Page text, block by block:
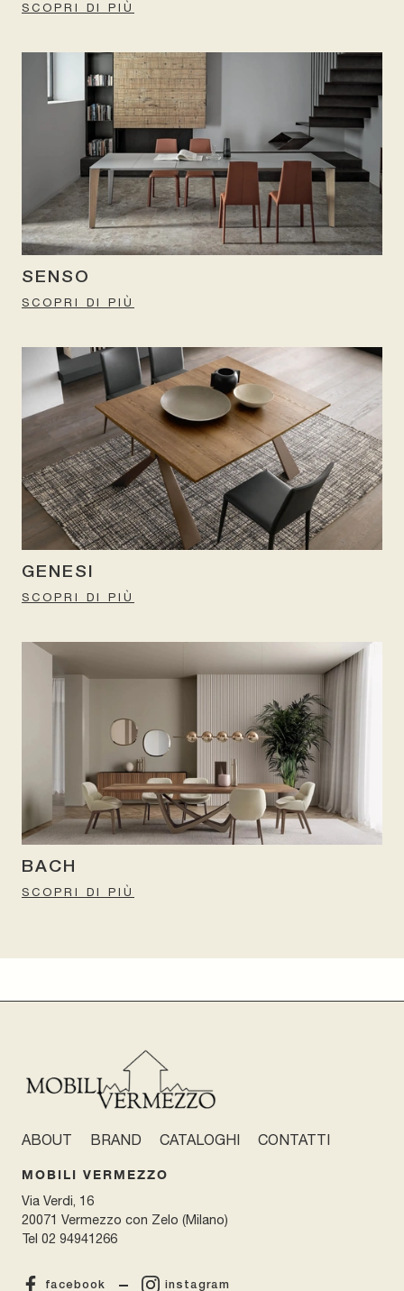
SCOPRI DI PIÙ
SENSO
SCOPRI DI PIÙ
GENESI
SCOPRI DI PIÙ
BACH
SCOPRI DI PIÙ
ABOUT BRAND CATALOGHI CONTATTI
MOBILI VERMEZZO
Via Verdi, 16
20071 Vermezzo con Zelo (Milano)
Tel 02 94941266
facebook instagram